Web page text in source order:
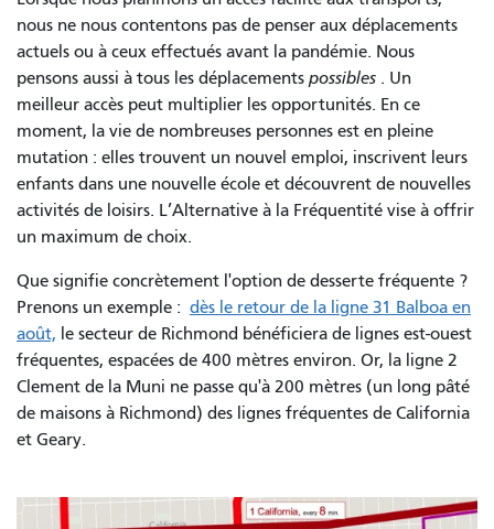
nous ne nous contentons pas de penser aux déplacements
actuels ou à ceux effectués avant la pandémie. Nous
pensons aussi à tous les déplacements possibles . Un
meilleur accès peut multiplier les opportunités. En ce
moment, la vie de nombreuses personnes est en pleine
mutation : elles trouvent un nouvel emploi, inscrivent leurs
enfants dans une nouvelle école et découvrent de nouvelles
activités de loisirs. L’Alternative à la Fréquentité vise à offrir
un maximum de choix.
Que signifie concrètement l'option de desserte fréquente ?
Prenons un exemple : dès le retour de la ligne 31 Balboa en
août, le secteur de Richmond bénéficiera de lignes est-ouest
fréquentes, espacées de 400 mètres environ. Or, la ligne 2
Clement de la Muni ne passe qu'à 200 mètres (un long pâté
de maisons à Richmond) des lignes fréquentes de California
et Geary.